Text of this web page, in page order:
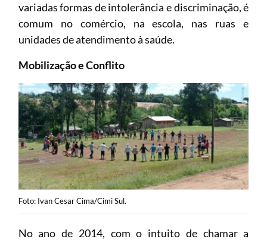
variadas formas de intolerância e discriminação, é
comum no comércio, na escola, nas ruas e
unidades de atendimento à saúde.
Mobilização e Conflito
Foto: Ivan Cesar Cima/Cimi Sul.
No ano de 2014, com o intuito de chamar a